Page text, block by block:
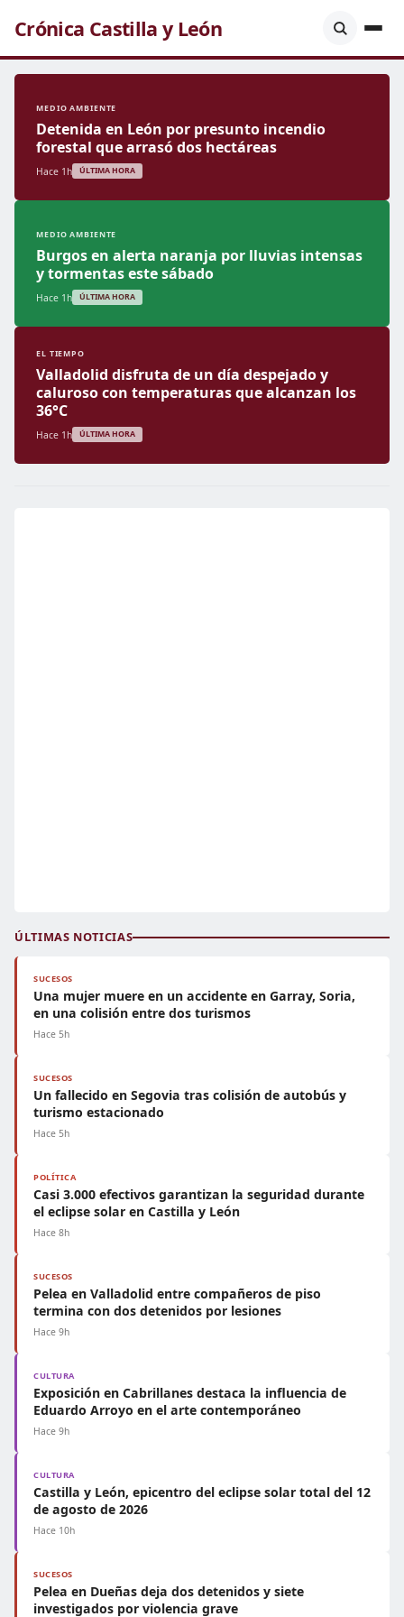
Crónica Castilla y León
MEDIO AMBIENTE
Detenida en León por presunto incendio
forestal que arrasó dos hectáreas
Hace 1h ÚLTIMA HORA
MEDIO AMBIENTE
Burgos en alerta naranja por lluvias intensas
y tormentas este sábado
Hace 1h ÚLTIMA HORA
EL TIEMPO
Valladolid disfruta de un día despejado y
caluroso con temperaturas que alcanzan los
36°C
Hace 1h ÚLTIMA HORA
ÚLTIMAS NOTICIAS
SUCESOS
Una mujer muere en un accidente en Garray, Soria,
en una colisión entre dos turismos
Hace 5h
SUCESOS
Un fallecido en Segovia tras colisión de autobús y
turismo estacionado
Hace 5h
POLÍTICA
Casi 3.000 efectivos garantizan la seguridad durante
el eclipse solar en Castilla y León
Hace 8h
SUCESOS
Pelea en Valladolid entre compañeros de piso
termina con dos detenidos por lesiones
Hace 9h
CULTURA
Exposición en Cabrillanes destaca la influencia de
Eduardo Arroyo en el arte contemporáneo
Hace 9h
CULTURA
Castilla y León, epicentro del eclipse solar total del 12
de agosto de 2026
Hace 10h
SUCESOS
Pelea en Dueñas deja dos detenidos y siete
investigados por violencia grave